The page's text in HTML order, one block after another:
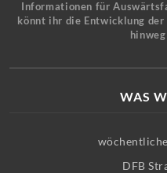
Informationen für
könnt ihr die Entwicklung
WAS
DFB